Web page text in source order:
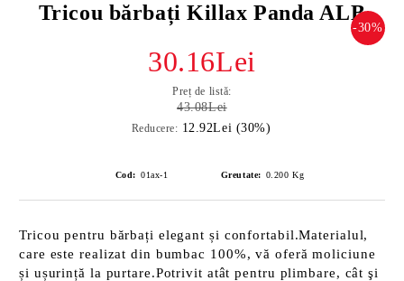
Tricou bărbați Killax Panda ALB
-30%
30.16Lei
Preț de listă:
43.08Lei
Reducere: 12.92Lei (30%)
Cod: 01ax-1 Greutate: 0.200 Kg
Tricou pentru bărbați elegant și confortabil.Materialul,
care este realizat din bumbac 100%, vă oferă moliciune
și ușurință la purtare.Potrivit atât pentru plimbare, cât şi